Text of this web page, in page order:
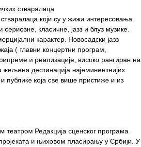
стваралаца
који су у жижи интересовања
класичне, јазз и блуз музике.
карактер. Новосадски јазз
( главни концертни програм,
и реализације, високо рангиран на
жељена дестинација најеминентнијих
која све више пристиже и из
Редакција сценског програма
и њиховом пласирању у Србији. У